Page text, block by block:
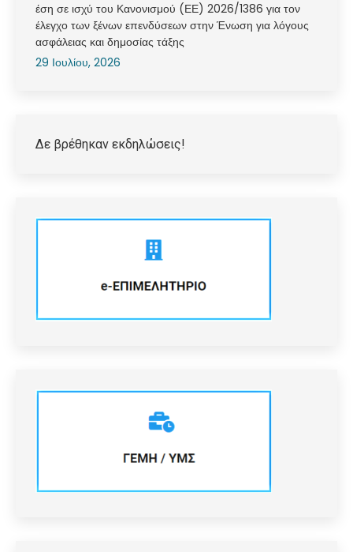
έση σε ισχύ του Κανονισμού (ΕΕ) 2026/1386 για τον
έλεγχο των ξένων επενδύσεων στην Ένωση για λόγους
ασφάλειας και δημοσίας τάξης
29 Ιουλίου, 2026
Δε βρέθηκαν εκδηλώσεις!